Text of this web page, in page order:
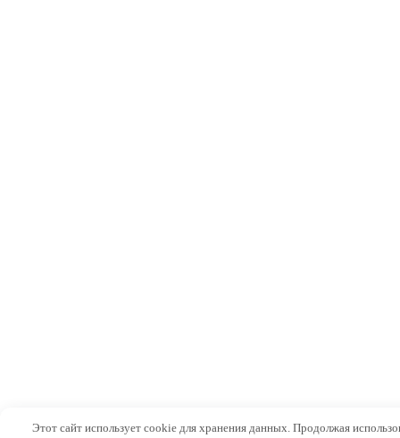
Этот сайт использует cookie для хранения данных. Продолжая